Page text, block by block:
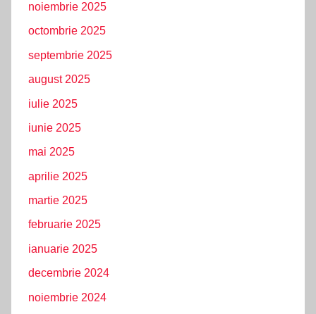
noiembrie 2025
octombrie 2025
septembrie 2025
august 2025
iulie 2025
iunie 2025
mai 2025
aprilie 2025
martie 2025
februarie 2025
ianuarie 2025
decembrie 2024
noiembrie 2024